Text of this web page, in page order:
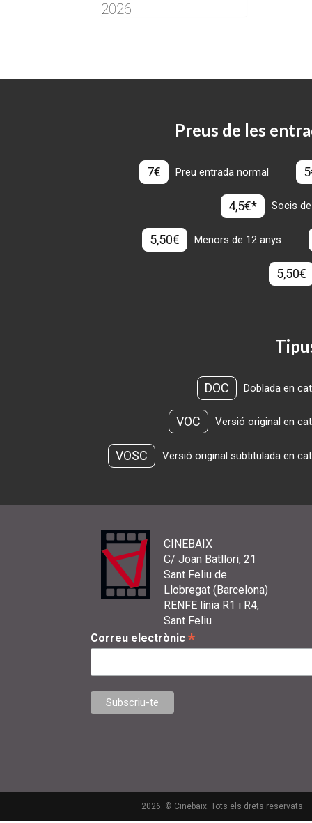
2026
Preus de les
7€ Preu entrada normal
4,5€* Socis
5,50€ Menors de 12 anys
5,50€
DOC Doblada en
VOC Versió original en
VOSC Versió original subtitulada en
CINEBAIX
C/ Joan Batllori, 21
Sant Feliu de
Llobregat (Barcelona)
RENFE línia R1 i R4,
Sant Feliu
Correu electrònic *
2026. © Cinebaix. Tots els drets reservats.